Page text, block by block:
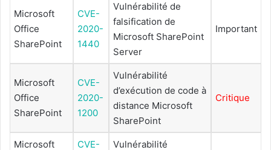
Microsoft
Office
SharePoint
CVE-
2020-
1440
Vulnérabilité de
falsification de
Microsoft SharePoint
Server
Important
Microsoft
Office
SharePoint
CVE-
2020-
1200
Vulnérabilité
d’exécution de code à
distance Microsoft
SharePoint
Critique
Microsoft
CVE-
Vulnérabilité